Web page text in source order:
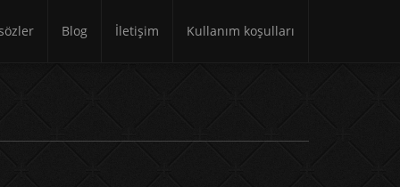
Blog İletişim Kullanım koşulları